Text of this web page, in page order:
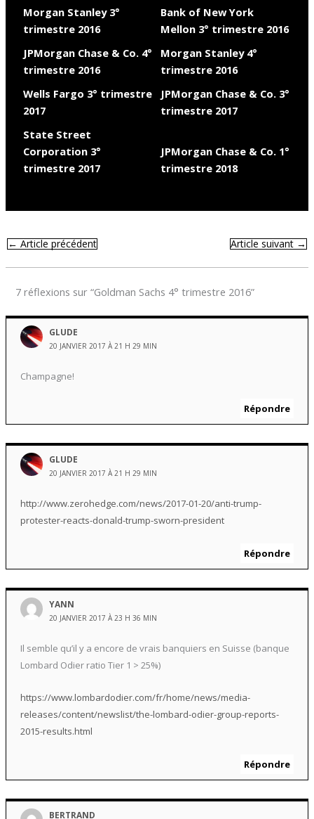
Morgan Stanley 3°
trimestre 2016
Bank of New York
Mellon 3° trimestre 2016
JPMorgan Chase & Co. 4°
trimestre 2016
Morgan Stanley 4°
trimestre 2016
Wells Fargo 3° trimestre
2017
JPMorgan Chase & Co. 3°
trimestre 2017
State Street
Corporation 3°
trimestre 2017
JPMorgan Chase & Co. 1°
trimestre 2018
← Article précédent Article suivant →
7 réflexions sur “Goldman Sachs 4° trimestre 2016”
GLUDE
20 JANVIER 2017 À 21 H 29 MIN
Champagne!
Répondre
GLUDE
20 JANVIER 2017 À 21 H 29 MIN
http://www.zerohedge.com/news/2017-01-20/anti-trump-
protester-reacts-donald-trump-sworn-president
Répondre
YANN
20 JANVIER 2017 À 23 H 36 MIN
Il semble qu’il y a encore de vrais banquiers en Suisse (banque
Lombard Odier ratio Tier 1 > 25%)
https://www.lombardodier.com/fr/home/news/media-
releases/content/newslist/the-lombard-odier-group-reports-
2015-results.html
Répondre
BERTRAND